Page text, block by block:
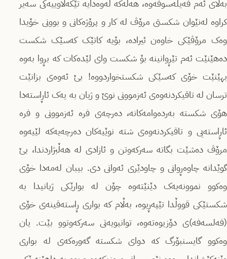
بەلای ئەم فەیلەسوفەوە، هەڵەکە لەوەدایە تێکەڵاوییەکی سەیر
کراوە لەنێوان شکستی مرۆڤ لە کار و پرۆژەکانی و بوونی خۆیدا
وەک مرۆڤێکی خاوەن ئیرادە، بۆیە کاتێک کەسێک شکست
دەهێنێت ئەم تێڕوانینە بۆ شکست وای لێدەکات کە بڕوا بەوە
بهێنێت خۆی کەسێکی شکستخواردووە! بێ ئەوەی بزانێت
ترسان لە تاقیکردنەوەی ئەزموونی نوێ و ژیان بە یەک ئاڕاستەدا
هۆی شکستە بەردەوامەکانە، دەرچەی فرە ئەزموونی و فرە
ئاڕاستەیی و تاقیکردنەوەی شته نوێیەکان دەرچەیەکە لێیەوە
مرۆڤ دەشێت بگاتە سەرکەوتن و ئازادی لە هەڵبژاردندا، بێ
گوێدانە چاوەڕوانی و چاودێری ئەوانی دی. بیبان لەمەدا خۆی
وەکوو نموونەیەک دێنێتەوە چۆن لە بوارێکی ژیانیدا بە
شکستێکی قووڵدا تێپەڕیوە، بەڵام کە بواری ڕاستەقینەی خۆی
(فەلسەفە)ی دۆزیوەتەوە، توانیویەتی سەرکەوتوو بێت. یان
وەکوو گایسنبۆرگ کە دوای شکستە گەورەکەی لە بواری